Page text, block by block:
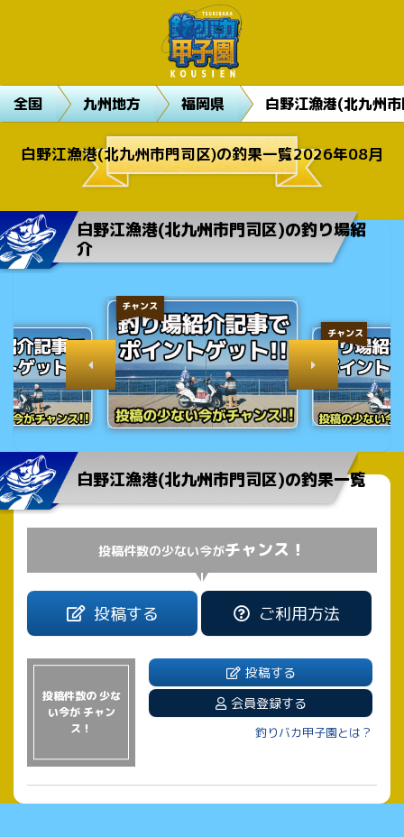
全国 九州地方 福岡県 白野江漁港(北九州
白野江漁港(北九州市門司区)の釣果一覧2026年08月
白野江漁港(北九州市門司区)の釣り場紹
介
チャンス
チャンス
白野江漁港(北九州市門司区)の釣果一覧
投稿件数の少ない今がチャンス！
投稿する ご利用方法
投稿件数の 少な
い今が チャン
ス！
投稿する
会員登録する
釣りバカ甲子園とは？